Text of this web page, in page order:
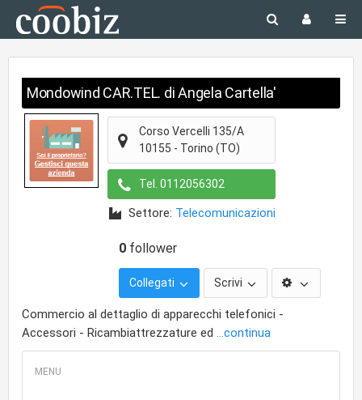
Mondowind CAR.TEL. di Angela Cartella'
Corso Vercelli 135/A
10155 - Torino (TO)
Tel. 0112056302
Settore: Telecomunicazioni
0 follower
Collegati Scrivi
Commercio al dettaglio di apparecchi telefonici -
Accessori - Ricambiattrezzature ed ...continua